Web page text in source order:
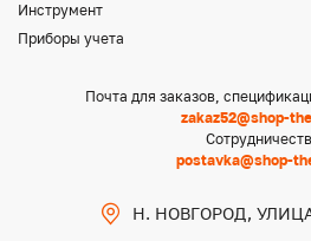
Инструмент
Приборы учета
Почта для заказов,
zakaz52@shop-
postavka@shop-
Н. НОВГОРОД,